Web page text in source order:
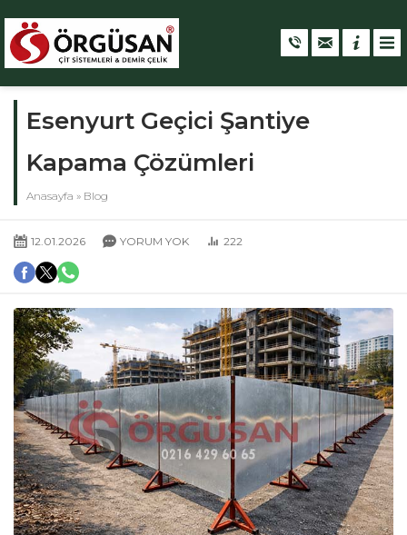
Esenyurt Geçici Şantiye
Kapama Çözümleri
Anasayfa » Blog
12.01.2026 YORUM YOK 222